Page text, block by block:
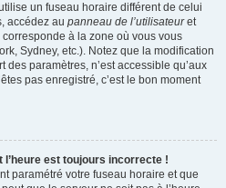
un fuseau horaire différent de celui
accédez au panneau de l’utilisateuret
à la zone où vous vous
Sydney, etc.). Notez que la modification
paramètres, n’est accessible qu’aux
pas enregistré, c’est le bon moment
l’heure est toujours incorrecte !
paramétré votre fuseau horaire et que